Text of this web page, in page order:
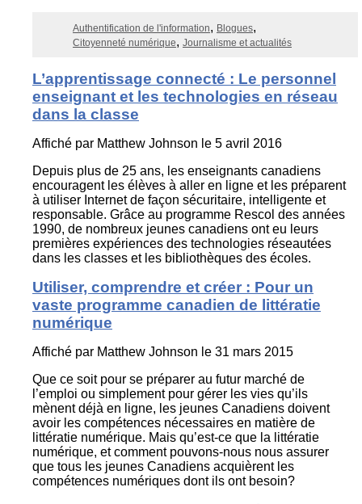
Authentification de l'information
Blogues
Citoyenneté numérique
Journalisme et actualités
L’apprentissage connecté : Le personnel
enseignant et les technologies en réseau
dans la classe
Affiché par Matthew Johnson le 5 avril 2016
Depuis plus de 25 ans, les enseignants canadiens
encouragent les élèves à aller en ligne et les préparent
à utiliser Internet de façon sécuritaire, intelligente et
responsable. Grâce au programme Rescol des années
1990, de nombreux jeunes canadiens ont eu leurs
premières expériences des technologies réseautées
dans les classes et les bibliothèques des écoles.
Utiliser, comprendre et créer : Pour un
vaste programme canadien de littératie
numérique
Affiché par Matthew Johnson le 31 mars 2015
Que ce soit pour se préparer au futur marché de
l’emploi ou simplement pour gérer les vies qu’ils
mènent déjà en ligne, les jeunes Canadiens doivent
avoir les compétences nécessaires en matière de
littératie numérique. Mais qu’est-ce que la littératie
numérique, et comment pouvons-nous nous assurer
que tous les jeunes Canadiens acquièrent les
compétences numériques dont ils ont besoin?